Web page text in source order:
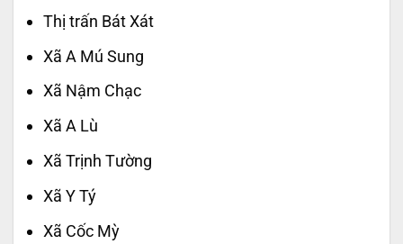
Thị trấn Bát Xát
Xã A Mú Sung
Xã Nậm Chạc
Xã A Lù
Xã Trịnh Tường
Xã Y Tý
Xã Cốc Mỳ